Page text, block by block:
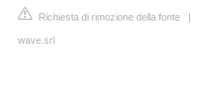
Richiesta di rimozione della fonte |
wave.srl